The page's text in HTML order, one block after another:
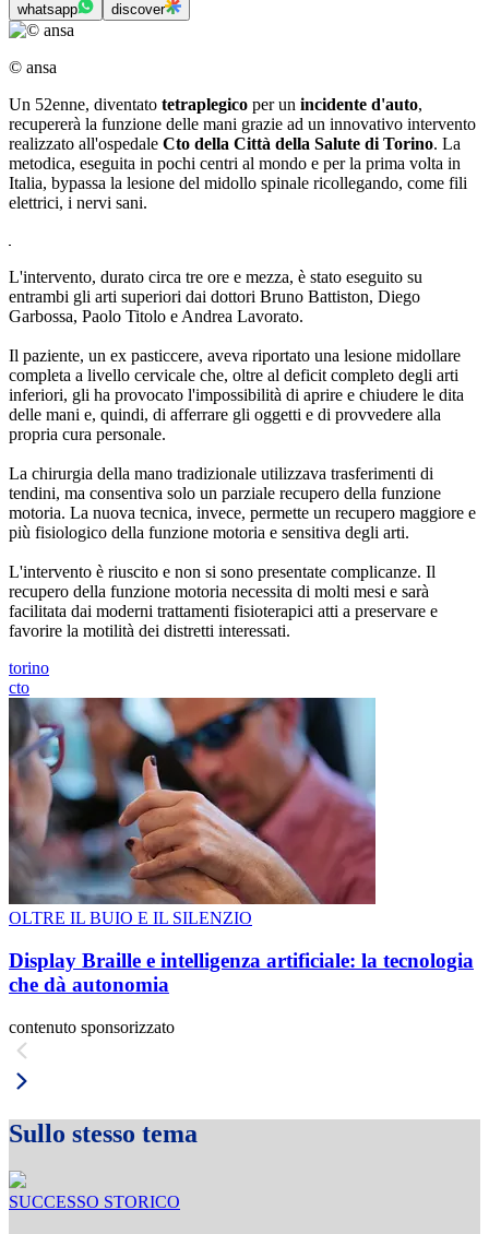
whatsapp discover
© ansa
Un 52enne, diventato tetraplegico per un incidente d'auto,
recupererà la funzione delle mani grazie ad un innovativo intervento
realizzato all'ospedale Cto della Città della Salute di Torino. La
metodica, eseguita in pochi centri al mondo e per la prima volta in
Italia, bypassa la lesione del midollo spinale ricollegando, come fili
elettrici, i nervi sani.
L'intervento, durato circa tre ore e mezza, è stato eseguito su
entrambi gli arti superiori dai dottori Bruno Battiston, Diego
Garbossa, Paolo Titolo e Andrea Lavorato.
Il paziente, un ex pasticcere, aveva riportato una lesione midollare
completa a livello cervicale che, oltre al deficit completo degli arti
inferiori, gli ha provocato l'impossibilità di aprire e chiudere le dita
delle mani e, quindi, di afferrare gli oggetti e di provvedere alla
propria cura personale.
La chirurgia della mano tradizionale utilizzava trasferimenti di
tendini, ma consentiva solo un parziale recupero della funzione
motoria. La nuova tecnica, invece, permette un recupero maggiore e
più fisiologico della funzione motoria e sensitiva degli arti.
L'intervento è riuscito e non si sono presentate complicanze. Il
recupero della funzione motoria necessita di molti mesi e sarà
facilitata dai moderni trattamenti fisioterapici atti a preservare e
favorire la motilità dei distretti interessati.
torino
cto
OLTRE IL BUIO E IL SILENZIO
Display Braille e intelligenza artificiale: la tecnologia
che dà autonomia
contenuto sponsorizzato
Sullo stesso tema
SUCCESSO STORICO